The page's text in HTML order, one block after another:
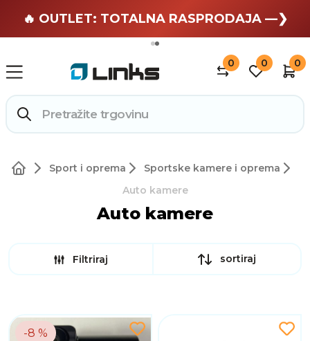
🏄 Zaslužuješ odmor —❯
🔥 OUTLET: TOTALNA RASPRODAJA —❯
0 0 0
Sport i oprema
Sportske kamere i oprema
Auto kamere
Auto kamere
Filtriraj sortiraj
-8 %